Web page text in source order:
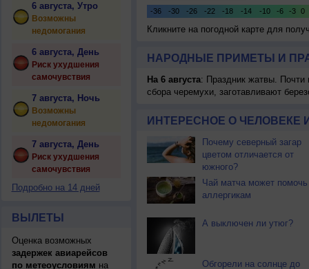
6 августа, Утро
Возможны
недомогания
6 августа, День
Риск ухудшения
самочувствия
7 августа, Ночь
Возможны
недомогания
7 августа, День
Риск ухудшения
самочувствия
Подробно на 14 дней
ВЫЛЕТЫ
Оценка возможных
задержек авиарейсов
по метеоусловиям на
Кликните на погодной карте для
НАРОДНЫЕ ПРИМЕТЫ И
На 6 августа: Праздник жатвы. Почти
сбора черемухи, заготавливают
ИНТЕРЕСНОЕ О ЧЕЛОВЕКЕ
Почему северный загар
цветом отличается от
южного?
Чай матча может помочь
аллергикам
А выключен ли утюг?
Обгорели на солнце до